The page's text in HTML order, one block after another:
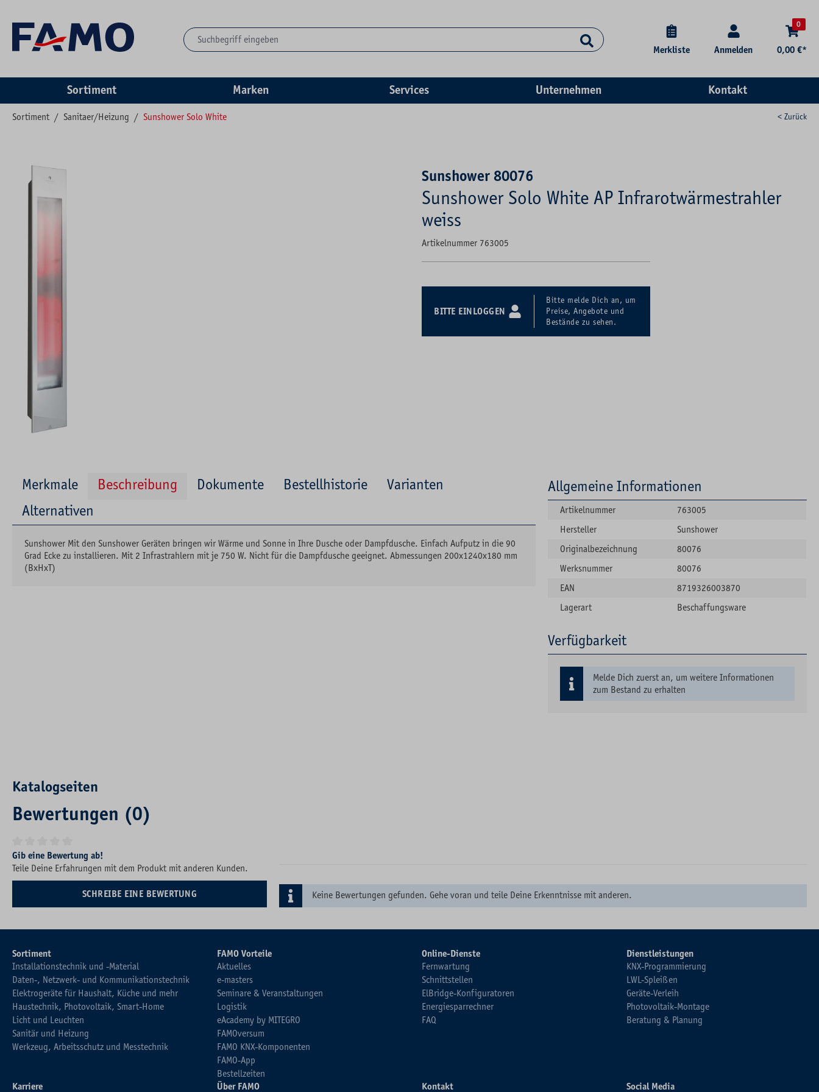
Merkliste Anmelden
0
0,00 €*
Sortiment Marken Services Unternehmen Kontakt
Sortiment / Sanitaer/Heizung / Sunshower Solo White < Zurück
Bildergalerie überspringen Sunshower 80076
Sunshower Solo White AP Infrarotwärmestrahler
weiss
Artikelnummer 763005
BITTE EINLOGGEN
Bitte melde Dich an, um
Preise, Angebote und
Bestände zu sehen.
Merkmale Beschreibung Dokumente Bestellhistorie
Varianten
Alternativen
Sunshower Mit den Sunshower Geräten bringen wir Wärme und Sonne in Ihre Dusche oder Dampfdusche. Einfach Aufputz in die 90
Grad Ecke zu installieren. Mit 2 Infrastrahlern mit je 750 W. Nicht für die Dampfdusche geeignet. Abmessungen 200x1240x180 mm
(BxHxT)
Allgemeine Informationen
Artikelnummer
763005
Hersteller
Sunshower
Originalbezeichnung
80076
Werksnummer
80076
EAN
8719326003870
Lagerart
Beschaffungsware
Verfügbarkeit
Melde Dich zuerst an, um weitere Informationen
zum Bestand zu erhalten
Katalogseiten
Bewertungen (0)
Durchschnittliche Bewertung von 0 von 5 Sternen
Gib eine Bewertung ab!
Teile Deine Erfahrungen mit dem Produkt mit anderen Kunden.
SCHREIBE EINE BEWERTUNG Keine Bewertungen gefunden. Gehe voran und teile Deine Erkenntnisse mit anderen.
Sortiment
Installationstechnik und -Material
Daten-, Netzwerk- und Kommunikationstechnik
Elektrogeräte für Haushalt, Küche und mehr
Haustechnik, Photovoltaik, Smart-Home
Licht und Leuchten
Sanitär und Heizung
Werkzeug, Arbeitsschutz und Messtechnik
FAMO Vorteile
Aktuelles
e-masters
Seminare & Veranstaltungen
Logistik
eAcademy by MITEGRO
FAMOversum
FAMO KNX-Komponenten
FAMO-App
Bestellzeiten
Online-Dienste
Fernwartung
Schnittstellen
ElBridge-Konfiguratoren
Energiesparrechner
FAQ
Dienstleistungen
KNX-Programmierung
LWL-Spleißen
Geräte-Verleih
Photovoltaik-Montage
Beratung & Planung
Karriere Über FAMO Kontakt Social Media